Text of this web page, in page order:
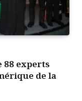
88 experts
de la